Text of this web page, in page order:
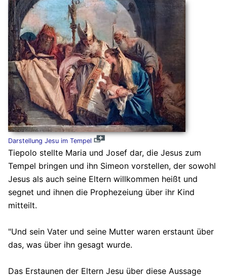
Darstellung Jesu im Tempel
Tiepolo stellte Maria und Josef dar, die Jesus zum
Tempel bringen und ihn Simeon vorstellen, der sowohl
Jesus als auch seine Eltern willkommen heißt und
segnet und ihnen die Prophezeiung über ihr Kind
mitteilt.
"Und sein Vater und seine Mutter waren erstaunt über
das, was über ihn gesagt wurde.
Das Erstaunen der Eltern Jesu über diese Aussage